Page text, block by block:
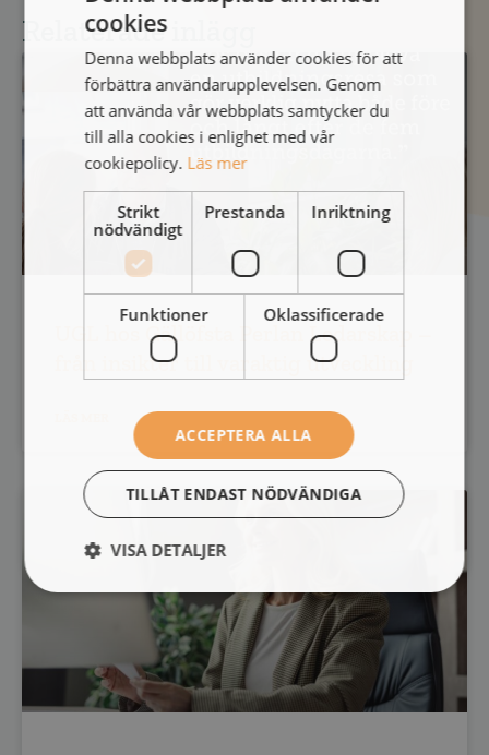
Relaterade inlägg
UGL hos Gällöfsta Perlan Ledarskap –
från insikter till varaktig utveckling
cookies
Denna webbplats använder cookies för att
förbättra användarupplevelsen. Genom
att använda vår webbplats samtycker du
till alla cookies i enlighet med vår
cookiepolicy. Läs mer
Strikt
nödvändigt
Prestanda Inriktning
Funktioner Oklassificerade
ACCEPTERA ALLA
TILLÅT ENDAST NÖDVÄNDIGA
VISA DETALJER